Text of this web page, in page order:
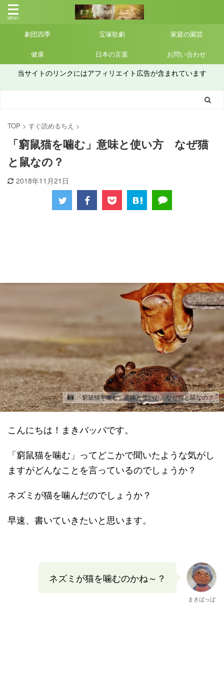
劇団四季 宝塚歌劇 家庭の園芸
健康 日本の言葉 お問い合わせ
当サイトのリンクにはアフィリエイト広告が含まれています
TOP > すぐ読めるちえ >
「窮鼠猫を噛む」意味と使い方 なぜ猫
と鼠なの？
2018年11月21日
「窮鼠猫を噛む」意味と使い方 なぜ猫と鼠なの？
こんにちは！まきバッパです。
「窮鼠猫を噛む」ってどこかで聞いたような気がし
ますがどんなことを言っているのでしょうか？
ネズミが猫を噛んだのでしょうか？
早速、書いていきたいと思います。
ネズミが猫を噛むのかね～？
まきばっぱ